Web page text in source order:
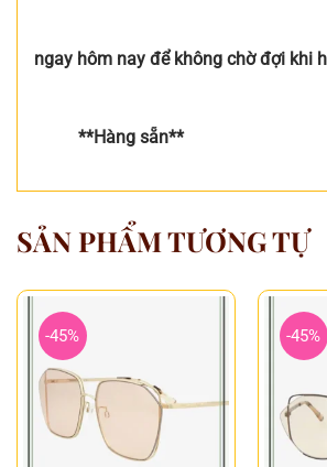
ngay hôm nay để không chờ đợi khi
**Hàng sẵn**
SẢN PHẨM TƯƠNG TỰ
-45% -45%